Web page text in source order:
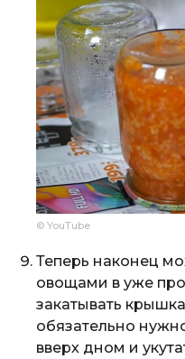
© YouTube
Теперь наконец
овощами в уже
закатывать
обязательно
вверх дном и